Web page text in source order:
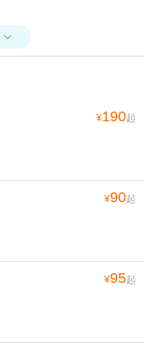

¥190起
¥90起
¥95起